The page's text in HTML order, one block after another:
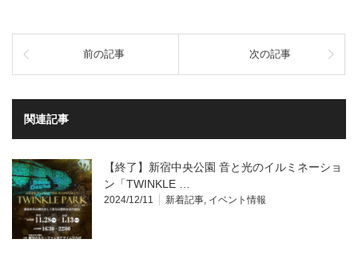
前の記事 次の記事
関連記事
【終了】新宿中央公園 音と光のイルミネーショ
ン「TWINKLE …
2024/12/11 新着記事, イベント情報